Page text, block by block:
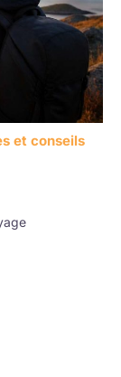
et conseils